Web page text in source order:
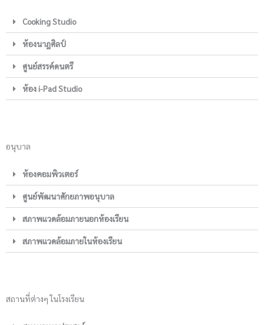
Cooking Studio
ห้องนาฎศิลป์
ศูนย์สรรค์ดนตรี
ห้อง i-Pad Studio
อนุบาล
ห้องคอมพิวเตอร์
ศูนย์พัฒนาศักยภาพอนุบาล
สภาพแวดล้อมภายนอกห้องเรียน
สภาพแวดล้อมภายในห้องเรียน
สถานที่ต่างๆ ในโรงเรียน